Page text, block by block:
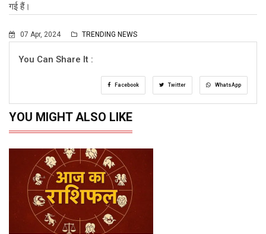
गई हैं।
07 Apr, 2024 TRENDING NEWS
You Can Share It :
Facebook Twitter WhatsApp
YOU MIGHT ALSO LIKE